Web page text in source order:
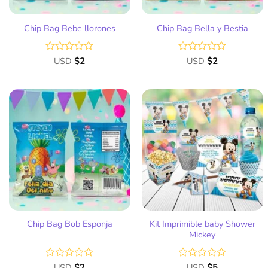
Chip Bag Bebe llorones
Valorado
de
USD$2
Chip Bag Bella y Bestia
Valorado
de
5
USD$2
Añadir
a la
lista
de
deseos
Chip Bag Bob Esponja
Añadir
a la
lista
de
deseos
Kit Imprimible baby Shower
Mickey